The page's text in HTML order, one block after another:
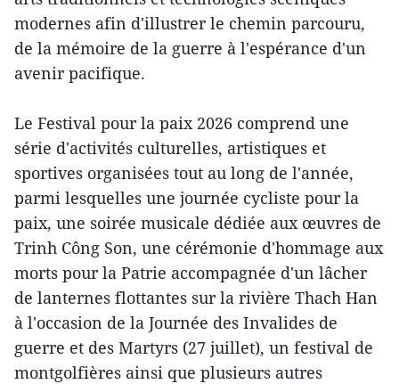
modernes afin d'illustrer le chemin parcouru,
de la mémoire de la guerre à l'espérance d'un
avenir pacifique.
Le Festival pour la paix 2026 comprend une
série d'activités culturelles, artistiques et
sportives organisées tout au long de l'année,
parmi lesquelles une journée cycliste pour la
paix, une soirée musicale dédiée aux œuvres de
Trinh Công Son, une cérémonie d'hommage aux
morts pour la Patrie accompagnée d'un lâcher
de lanternes flottantes sur la rivière Thach Han
à l'occasion de la Journée des Invalides de
guerre et des Martyrs (27 juillet), un festival de
montgolfières ainsi que plusieurs autres